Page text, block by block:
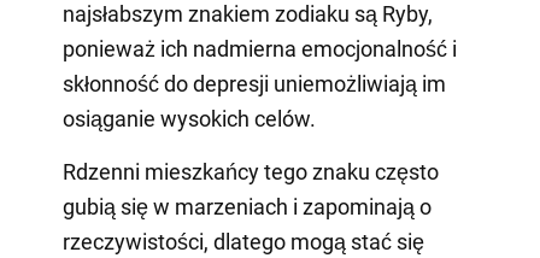
najsłabszym znakiem zodiaku są Ryby,
ponieważ ich nadmierna emocjonalność i
skłonność do depresji uniemożliwiają im
osiąganie wysokich celów.
Rdzenni mieszkańcy tego znaku często
gubią się w marzeniach i zapominają o
rzeczywistości, dlatego mogą stać się